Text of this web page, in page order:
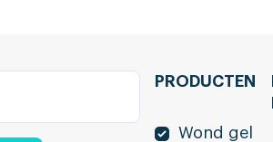
PRODUCTEN
Wond gel